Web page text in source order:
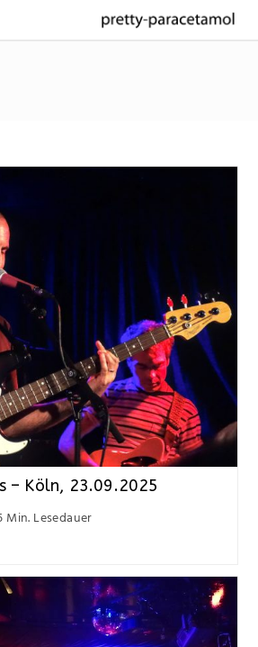
– Köln, 23.09.2025
Min. Lesedauer